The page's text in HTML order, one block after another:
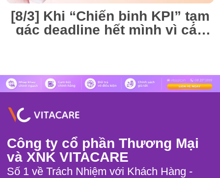
[8/3] Khi “Chiến binh KPI” tạm
gác deadline hết mình vì các
Công ty cổ phần Thương Mại
và XNK VITACARE
Số 1 về Trách Nhiệm với Khách Hàng -